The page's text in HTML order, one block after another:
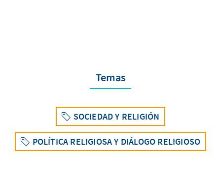
Temas
SOCIEDAD Y RELIGIÓN
POLÍTICA RELIGIOSA Y DIÁLOGO RELIGIOSO